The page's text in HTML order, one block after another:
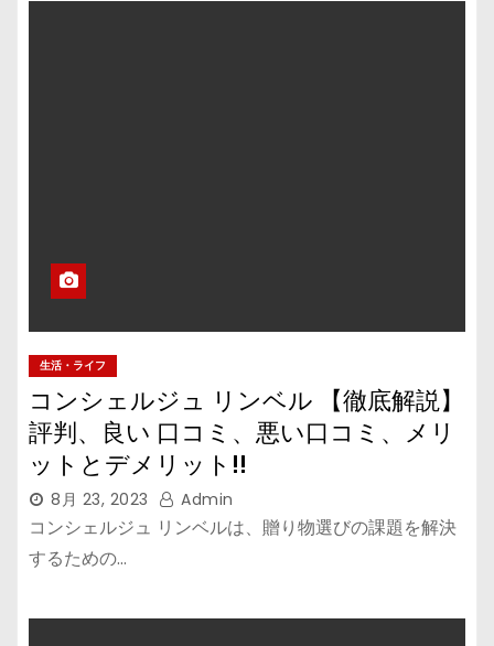
生活・ライフ
コンシェルジュ リンベル 【徹底解説】
評判、良い 口コミ、悪い口コミ、メリ
ットとデメリット!!
8月 23, 2023 Admin
コンシェルジュ リンベルは、贈り物選びの課題を解決
するための…